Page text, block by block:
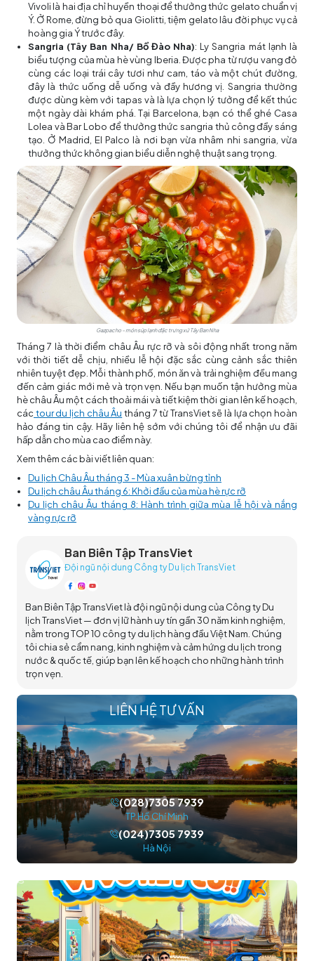
Vivoli là hai địa chỉ huyền thoại để thưởng thức gelato chuẩn vị
Ý. Ở Rome, đừng bỏ qua Giolitti, tiệm gelato lâu đời phục vụ cả
hoàng gia Ý trước đây.
Sangria (Tây Ban Nha/ Bồ Đào Nha): Ly Sangria mát lạnh là
biểu tượng của mùa hè vùng Iberia. Được pha từ rượu vang đỏ
cùng các loại trái cây tươi như cam, táo và một chút đường,
đây là thức uống dễ uống và đầy hương vị. Sangria thường
được dùng kèm với tapas và là lựa chọn lý tưởng để kết thúc
một ngày dài khám phá. Tại Barcelona, bạn có thể ghé Casa
Lolea và Bar Lobo để thưởng thức sangria thủ công đầy sáng
tạo. Ở Madrid, El Palco là nơi bạn vừa nhâm nhi sangria, vừa
thưởng thức không gian biểu diễn nghệ thuật sang trọng.
Gazpacho – món súp lạnh đặc trưng xứ Tây Ban Nha
Tháng 7 là thời điểm châu Âu rực rỡ và sôi động nhất trong năm
với thời tiết dễ chịu, nhiều lễ hội đặc sắc cùng cảnh sắc thiên
nhiên tuyệt đẹp. Mỗi thành phố, món ăn và trải nghiệm đều mang
đến cảm giác mới mẻ và trọn vẹn. Nếu bạn muốn tận hưởng mùa
hè châu Âu một cách thoải mái và tiết kiệm thời gian lên kế hoạch,
các tour du lịch châu Âu tháng 7 từ TransViet sẽ là lựa chọn hoàn
hảo đáng tin cậy. Hãy liên hệ sớm với chúng tôi để nhận ưu đãi
hấp dẫn cho mùa cao điểm này.
Xem thêm các bài viết liên quan:
Du lịch Châu Âu tháng 3 - Mùa xuân bừng tỉnh
Du lịch châu Âu tháng 6: Khởi đầu của mùa hè rực rỡ
Du lịch châu Âu tháng 8: Hành trình giữa mùa lễ hội và nắng
vàng rực rỡ
Ban Biên Tập TransViet
Đội ngũ nội dung Công ty Du lịch TransViet
Ban Biên Tập TransViet là đội ngũ nội dung của Công ty Du
lịch TransViet — đơn vị lữ hành uy tín gần 30 năm kinh nghiệm,
nằm trong TOP 10 công ty du lịch hàng đầu Việt Nam. Chúng
tôi chia sẻ cẩm nang, kinh nghiệm và cảm hứng du lịch trong
nước & quốc tế, giúp bạn lên kế hoạch cho những hành trình
trọn vẹn.
LIÊN HỆ TƯ VẤN
(028)7305 7939
TP.Hồ Chí Minh
(024)7305 7939
Hà Nội